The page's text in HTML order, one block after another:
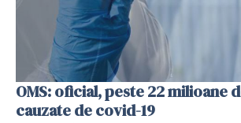
OMS: oficial, peste 22 milioane
cauzate de covid-19